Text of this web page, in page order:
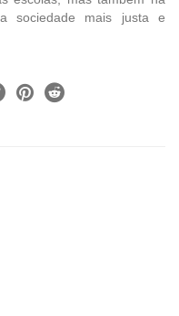
sociedade mais justa e